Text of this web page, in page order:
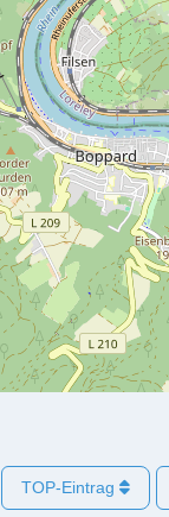
TOP-Eintrag